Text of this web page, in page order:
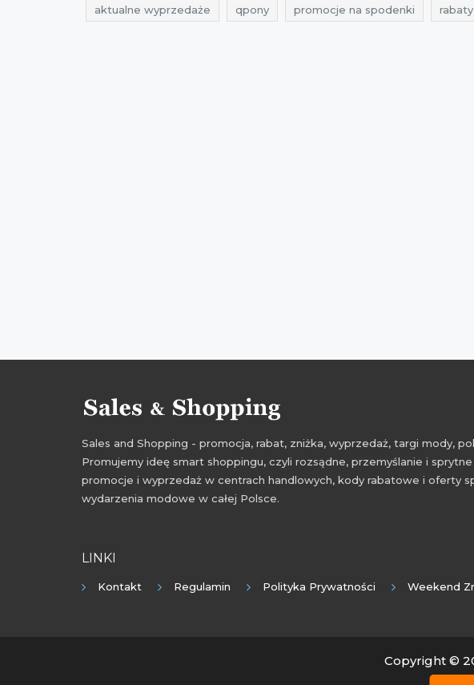
aktualne wyprzedaże qpony promocje na spodenki
Sales and Shopping - promocja, rabat, zniżka, wyprzedaż, targi mody,
Promujemy ideę smart shoppingu, czyli rozsądne, przemyślanie i
promocje i wyprzedaż w centrach handlowych, kody rabatowe i oferty
wydarzenia modowe w całej Polsce.
LINKI
Kontakt Regulamin Polityka Prywatności Weekend
Copyright ©